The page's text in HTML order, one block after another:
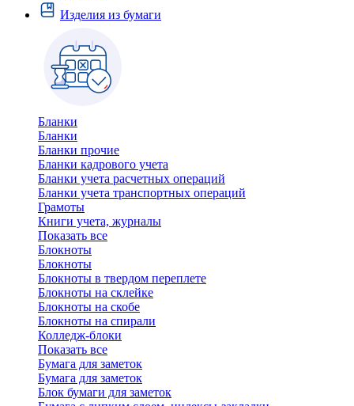
Изделия из бумаги
Бланки
Бланки
Бланки прочие
Бланки кадрового учета
Бланки учета расчетных операций
Бланки учета транспортных операций
Грамоты
Книги учета, журналы
Показать все
Блокноты
Блокноты
Блокноты в твердом переплете
Блокноты на склейке
Блокноты на скобе
Блокноты на спирали
Колледж-блоки
Показать все
Бумага для заметок
Бумага для заметок
Блок бумаги для заметок